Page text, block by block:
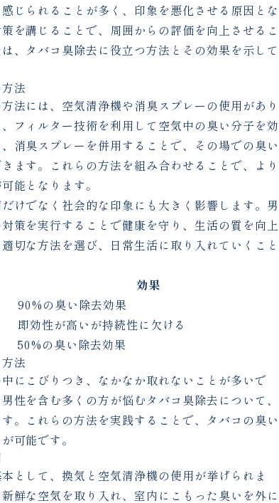
じられることが多く、印象を悪化させる原因とな
を講じることで、周囲からの評価を向上させるこ
、タバコ臭除去に役立つ方法とその効果を示して
法
法には、空気清浄機や消臭スプレーの使用があり
フィルター技術を利用して空気中の臭い分子を効
消臭スプレーを併用することで、その場での臭い
ます。これらの方法を組み合わせることで、より
能となります。
けでなく社会的な印象にも大きく影響します。男
策を実行することで健康を守り、生活の質を向上
切な方法を選び、日常生活に取り入れていくこと
効果
90%の臭い除去効果
即効性が高いが持続性に欠ける
50%の臭い除去効果
法
にこびりつき、なかなか取れないことが多いで
性を含む多くの方が悩むタバコ臭除去について、
。これらの方法を実践することで、タバコの臭い
可能です。
として、換気と空気清浄機の使用が挙げられま
鮮な空気を取り入れ、室内にこもった臭いを外に